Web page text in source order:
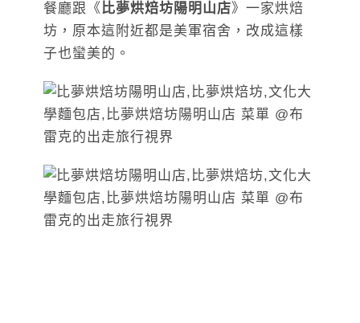
餐廳跟《比夢烘焙坊陽明山店》一家烘焙
坊，原本這附近都是美軍宿舍，改成這樣
子也蠻美的。